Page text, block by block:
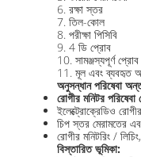
6. রক্ষা স্তর
7. তিল-কোল
8. পরীক্ষা পিসিবি
9. 4 ডি প্রোব
10. সামঞ্জস্যপূর্ণ প্রোব
11. মূল এবং ব্যবহৃত
অনুসন্ধান পরিষেবা
রোগীর মনিটর পরিষেবা
ইলেক্ট্রোক্রেডিও
চিপ স্তর মেরামতের
রোগীর মনিটরিং /
বিস্তারিত ভূমিকা: